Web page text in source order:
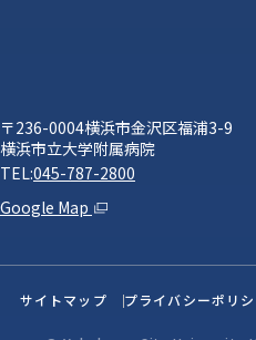
〒236-0004横浜市金沢区福浦3-9
横浜市立大学附属病院
TEL:045-787-2800
Google Map
サイトマップ プライバシーポリ